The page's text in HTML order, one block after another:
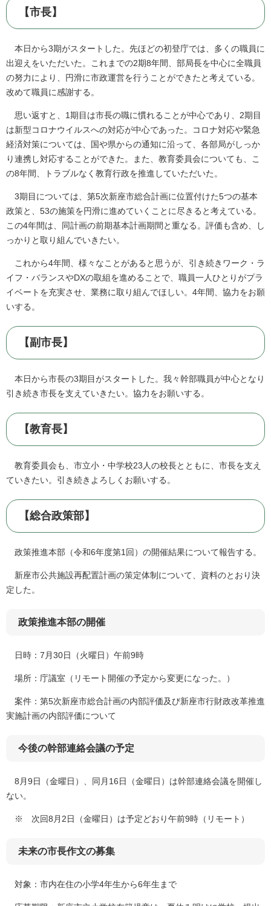
【市長】
本日から3期がスタートした。先ほどの初登庁では、多くの職員に
出迎えをいただいた。これまでの2期8年間、部局長を中心に全職員
の努力により、円滑に市政運営を行うことができたと考えている。
改めて職員に感謝する。
思い返すと、1期目は市長の職に慣れることが中心であり、2期目
は新型コロナウイルスへの対応が中心であった。コロナ対応や緊急
経済対策については、国や県からの通知に沿って、各部局がしっか
り連携し対応することができた。また、教育委員会についても、こ
の8年間、トラブルなく教育行政を推進していただいた。
3期目については、第5次新座市総合計画に位置付けた5つの基本
政策と、53の施策を円滑に進めていくことに尽きると考えている。
この4年間は、同計画の前期基本計画期間と重なる。評価も含め、し
っかりと取り組んでいきたい。
これから4年間、様々なことがあると思うが、引き続きワーク・ラ
イフ・バランスやDXの取組を進めることで、職員一人ひとりがプラ
イベートを充実させ、業務に取り組んでほしい。4年間、協力をお願
いする。
【副市長】
本日から市長の3期目がスタートした。我々幹部職員が中心となり
引き続き市長を支えていきたい。協力をお願いする。
【教育長】
教育委員会も、市立小・中学校23人の校長とともに、市長を支え
ていきたい。引き続きよろしくお願いする。
【総合政策部】
政策推進本部（令和6年度第1回）の開催結果について報告する。
新座市公共施設再配置計画の策定体制について、資料のとおり決
定した。
政策推進本部の開催
日時：7月30日（火曜日）午前9時
場所：庁議室（リモート開催の予定から変更になった。）
案件：第5次新座市総合計画の内部評価及び新座市行財政改革推進
実施計画の内部評価について
今後の幹部連絡会議の予定
8月9日（金曜日）、同月16日（金曜日）は幹部連絡会議を開催し
ない。
※ 次回8月2日（金曜日）は予定どおり午前9時（リモート）
未来の市長作文の募集
対象：市内在住の小学4年生から6年生まで